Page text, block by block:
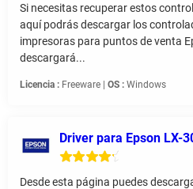
Si necesitas recuperar estos
aquí podrás descargar los
impresoras para puntos de venta
descargará...
Licencia : Freeware | OS : Windows
Driver para Epson LX-
Desde esta página puedes